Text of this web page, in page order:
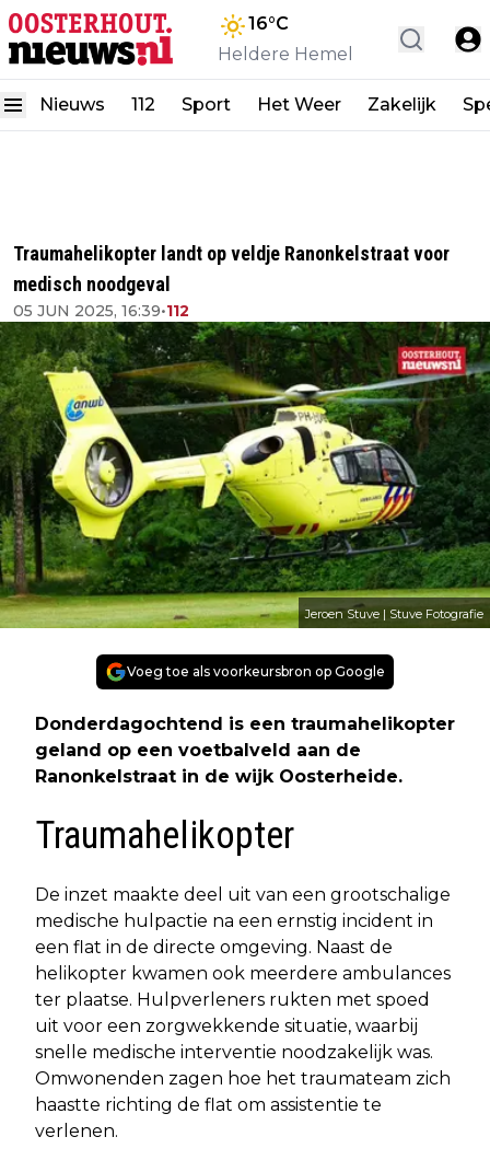
16°C
Heldere Hemel
Nieuws 112 Sport Het Weer Zakelijk
Traumahelikopter landt op veldje Ranonkelstraat voor
medisch noodgeval
05 JUN 2025, 16:39•112
Jeroen Stuve | Stuve Fotografie
Voeg toe als voorkeursbron op Google
Donderdagochtend is een traumahelikopter
geland op een voetbalveld aan de
Ranonkelstraat in de wijk Oosterheide.
Traumahelikopter
De inzet maakte deel uit van een grootschalige
medische hulpactie na een ernstig incident in
een flat in de directe omgeving. Naast de
helikopter kwamen ook meerdere ambulances
ter plaatse. Hulpverleners rukten met spoed
uit voor een zorgwekkende situatie, waarbij
snelle medische interventie noodzakelijk was.
Omwonenden zagen hoe het traumateam zich
haastte richting de flat om assistentie te
verlenen.